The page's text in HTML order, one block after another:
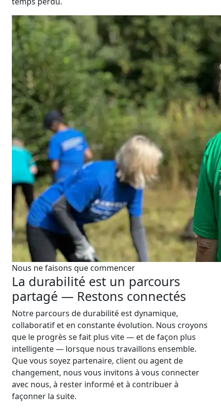
Nous ne faisons que commencer
La durabilité est un parcours
partagé — Restons connectés
Notre parcours de durabilité est dynamique,
collaboratif et en constante évolution. Nous croyons
que le progrès se fait plus vite — et de façon plus
intelligente — lorsque nous travaillons ensemble.
Que vous soyez partenaire, client ou agent de
changement, nous vous invitons à vous connecter
avec nous, à rester informé et à contribuer à
façonner la suite.